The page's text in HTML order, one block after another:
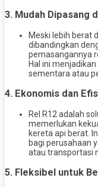
3. Mudah Dipasang
Meski lebih berat
dibandingkan
pemasangannya
Hal ini
sementara atau
4. Ekonomis dan
Rel R12 adalah
memerlukan
kereta api berat.
bagi perusahaan
atau transportasi
5. Fleksibel untuk